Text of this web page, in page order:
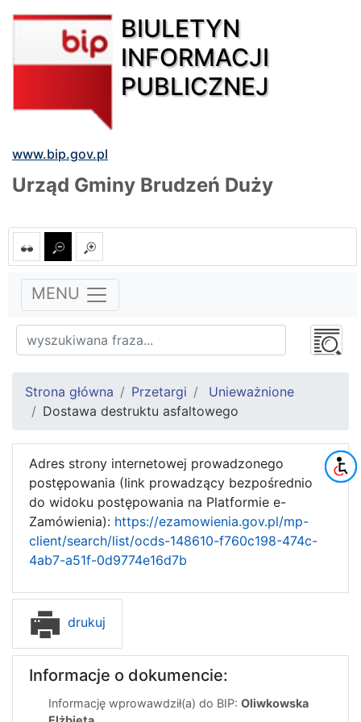
BIULETYN
INFORMACJI
PUBLICZNEJ
www.bip.gov.pl
Urząd Gminy Brudzeń Duży
MENU
Strona główna Przetargi
Unieważnione
Dostawa destruktu asfaltowego
Adres strony internetowej prowadzonego
postępowania (Iink prowadzący bezpośrednio
do widoku postępowania na Platformie e-
Zamówienia): https://ezamowienia.gov.pl/mp-
client/search/list/ocds-148610-f760c198-474c-
4ab7-a51f-0d9774e16d7b
drukuj
Informacje o dokumencie:
Informację wprowawdził(a) do BIP: Oliwkowska